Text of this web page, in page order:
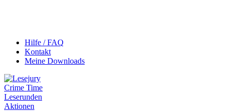
Hilfe / FAQ
Kontakt
Meine Downloads
Crime Time
Leserunden
Aktionen